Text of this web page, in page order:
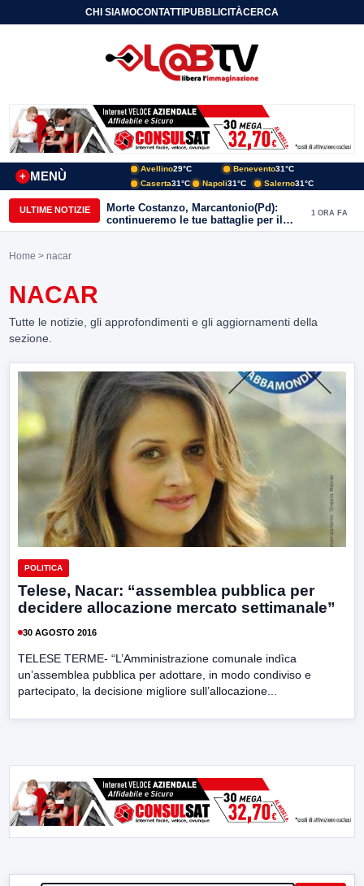
CHI SIAMOCONTATTIPUBBLICITÀCERCA
MENÙ
+
Avellino29°C Benevento31°C
Caserta31°C Napoli31°C Salerno31°C
ULTIME NOTIZIE
Morte Costanzo, Marcantonio(Pd):
continueremo le tue battaglie per il
Sannio
1 ORA FA
Home > nacar
NACAR
Tutte le notizie, gli approfondimenti e gli aggiornamenti della
sezione.
POLITICA
Telese, Nacar: “assemblea pubblica per
decidere allocazione mercato settimanale”
30 AGOSTO 2016
TELESE TERME- “L’Amministrazione comunale indìca
un’assemblea pubblica per adottare, in modo condiviso e
partecipato, la decisione migliore sull’allocazione...